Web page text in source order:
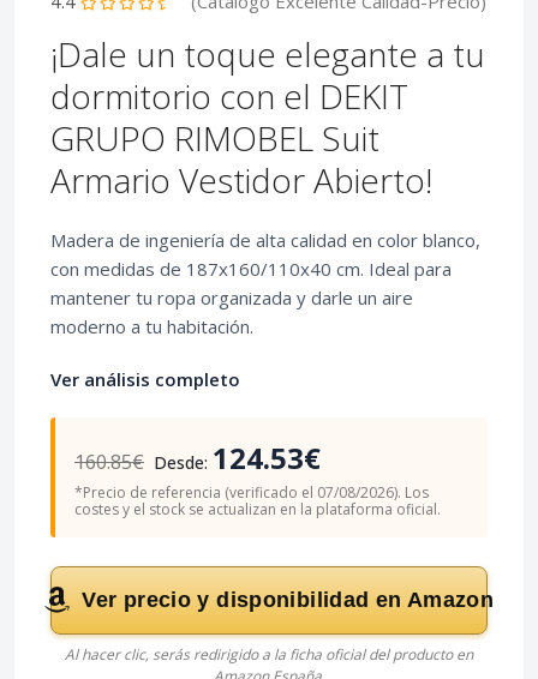
¡Dale un toque elegante a tu
dormitorio con el DEKIT
GRUPO RIMOBEL Suit
Armario Vestidor Abierto!
Madera de ingeniería de alta calidad en color blanco,
con medidas de 187x160/110x40 cm. Ideal para
mantener tu ropa organizada y darle un aire
moderno a tu habitación.
Ver análisis completo
160.85€ Desde: 124.53€
*Precio de referencia (verificado el 07/08/2026). Los
costes y el stock se actualizan en la plataforma oficial.
Ver precio y disponibilidad en Amazon
Al hacer clic, serás redirigido a la ficha oficial del producto en